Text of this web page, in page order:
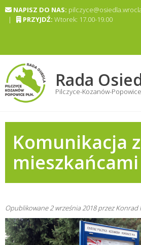
Skip NAPISZ DO NAS:
|
PRZYJDŹ: Wtorek: 17.00-19.00
Rada
Pilczyce-Kozanów-Popowice
Komunikacja z
mieszkańcami
Opublikowane2 września 2018przezKonrad